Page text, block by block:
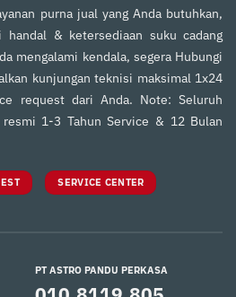
purna jual yang Anda butuhkan,
& ketersediaan suku cadang
mengalami kendala, segera Hubungi
kunjungan teknisi maksimal 1x24
request dari Anda. Note: Seluruh
resmi 1-3 Tahun Service & 12 Bulan
SERVICE CENTER
PT ASTRO PANDU PERKASA